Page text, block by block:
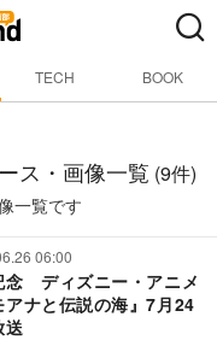
TECH BOOK
ス・画像一覧 (9件)
一覧です
06:00
念 ディズニー・アニメ
アナと伝説の海』7月24
送